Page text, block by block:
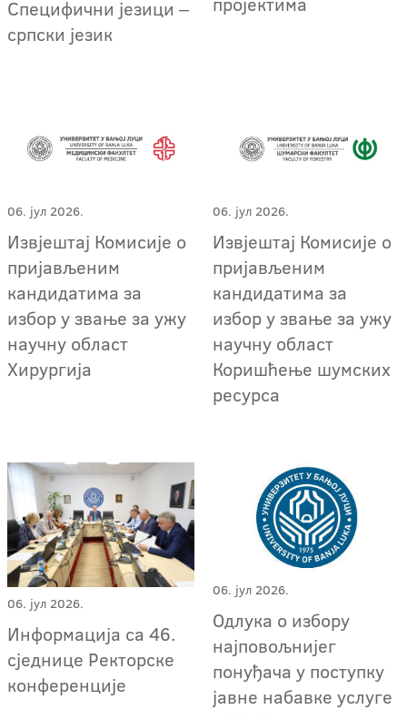
Специфични језици ‒
српски језик
06. јул 2026.
Извјештај Комисије о
пријављеним
кандидатима за
избор у звање за ужу
научну област
Хирургија
06. јул 2026.
Извјештај Комисије о
пријављеним
кандидатима за
избор у звање за ужу
научну област
Коришћење шумских
ресурса
06. јул 2026.
Информација са 46.
сједнице Ректорске
конференције
06. јул 2026.
Oдлука о избору
најповољнијег
понуђача у поступку
јавне набавке услуге